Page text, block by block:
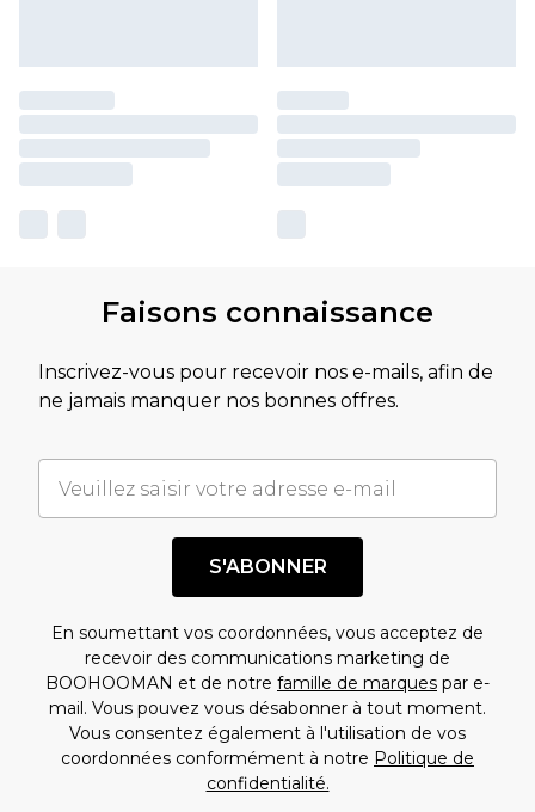
Faisons connaissance
Inscrivez-vous pour recevoir nos e-mails, afin de
ne jamais manquer nos bonnes offres.
S'ABONNER
En soumettant vos coordonnées, vous acceptez de
recevoir des communications marketing de
BOOHOOMAN et de notre famille de marques par e-
mail. Vous pouvez vous désabonner à tout moment.
Vous consentez également à l'utilisation de vos
coordonnées conformément à notre Politique de
confidentialité.